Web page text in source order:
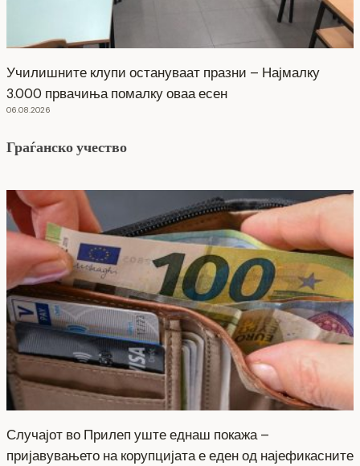
Училишните клупи остануваат празни – Најмалку
3.000 првачиња помалку оваа есен
06.08.2026
Граѓанско учество
Случајот во Прилеп уште еднаш покажа –
пријавувањето на корупцијата е еден од најефикасните